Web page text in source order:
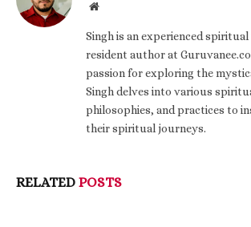
Website
Singh is an experienced
resident author at
passion for exploring the
Singh delves into various
philosophies, and practices to
their spiritual journeys.
RELATED POSTS